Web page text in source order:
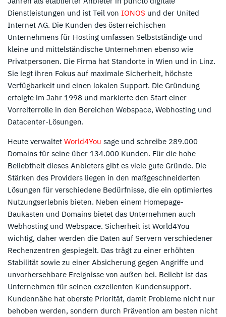
Dienstleistungen und ist Teil von IONOS und der United
Internet AG. Die Kunden des österreichischen
Unternehmens für Hosting umfassen Selbstständige und
kleine und mittelständische Unternehmen ebenso wie
Privatpersonen. Die Firma hat Standorte in Wien und in Linz.
Sie legt ihren Fokus auf maximale Sicherheit, höchste
Verfügbarkeit und einen lokalen Support. Die Gründung
erfolgte im Jahr 1998 und markierte den Start einer
Vorreiterrolle in den Bereichen Webspace, Webhosting und
Datacenter-Lösungen.
Heute verwaltet World4You sage und schreibe 289.000
Domains für seine über 134.000 Kunden. Für die hohe
Beliebtheit dieses Anbieters gibt es viele gute Gründe. Die
Stärken des Providers liegen in den maßgeschneiderten
Lösungen für verschiedene Bedürfnisse, die ein optimiertes
Nutzungserlebnis bieten. Neben einem Homepage-
Baukasten und Domains bietet das Unternehmen auch
Webhosting und Webspace. Sicherheit ist World4You
wichtig, daher werden die Daten auf Servern verschiedener
Rechenzentren gespiegelt. Das trägt zu einer erhöhten
Stabilität sowie zu einer Absicherung gegen Angriffe und
unvorhersehbare Ereignisse von außen bei. Beliebt ist das
Unternehmen für seinen exzellenten Kundensupport.
Kundennähe hat oberste Priorität, damit Probleme nicht nur
behoben werden, sondern durch Prävention am besten nicht